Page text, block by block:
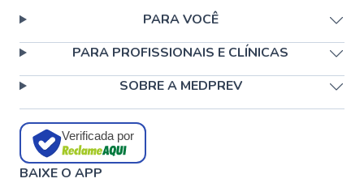
PARA VOCÊ
PARA PROFISSIONAIS E CLÍNICAS
SOBRE A MEDPREV
Verificada por
BAIXE O APP